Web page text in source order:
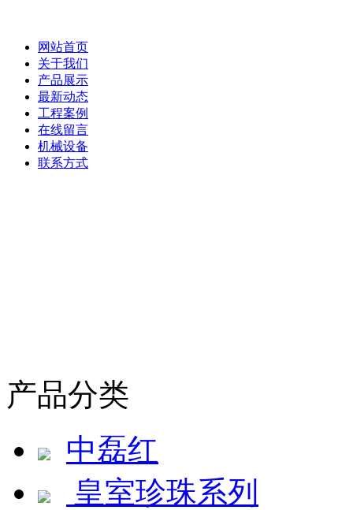
网站首页
关于我们
产品展示
最新动态
工程案例
在线留言
机械设备
联系方式
产品分类
中磊红
皇室珍珠系列